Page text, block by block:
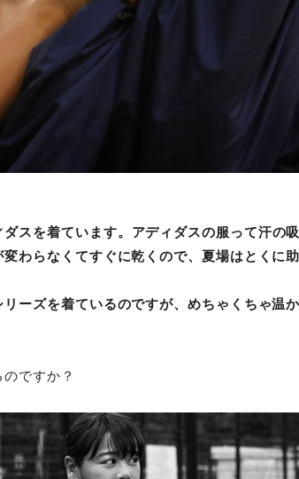
スを着ています。アディダスの服って汗の
わらなくてすぐに乾くので、夏場はとくに助
ーズを着ているのですが、めちゃくちゃ温
ですか？